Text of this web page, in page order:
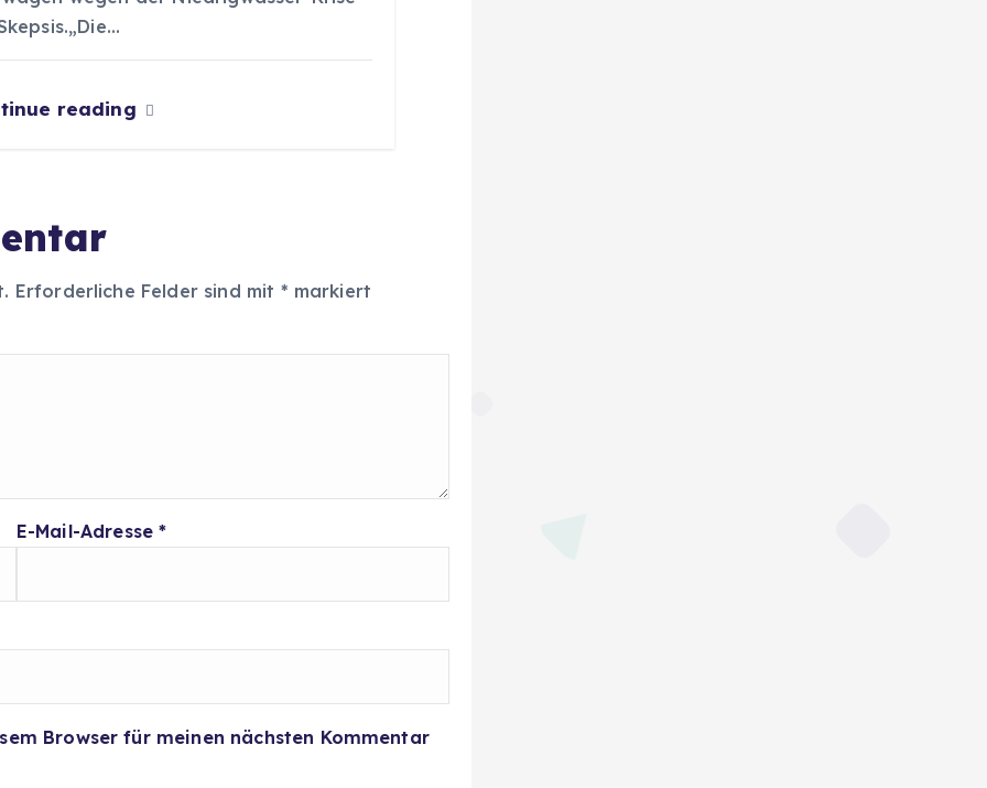
reading
Erforderliche Felder sind mit * markiert
E-Mail-Adresse*
Browser für meinen nächsten Kommentar